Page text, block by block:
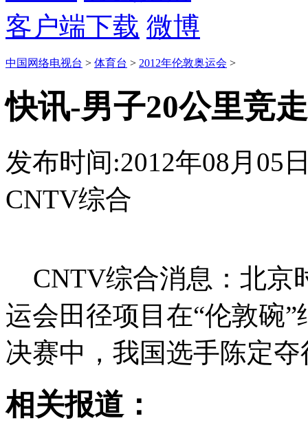
客户端下载 微博
中国网络电视台 > 体育台 > 2012年伦敦奥运会 >
快讯-男子20公里竞
发布时间:2012年08月05
CNTV综合
CNTV综合消息：北京
运会田径项目在“伦敦碗
决赛中，我国选手陈定
相关报道：